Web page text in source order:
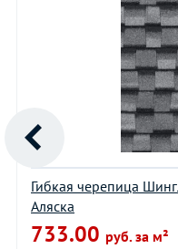
Гибкая черепица
Аляска
733.00 руб. за м²